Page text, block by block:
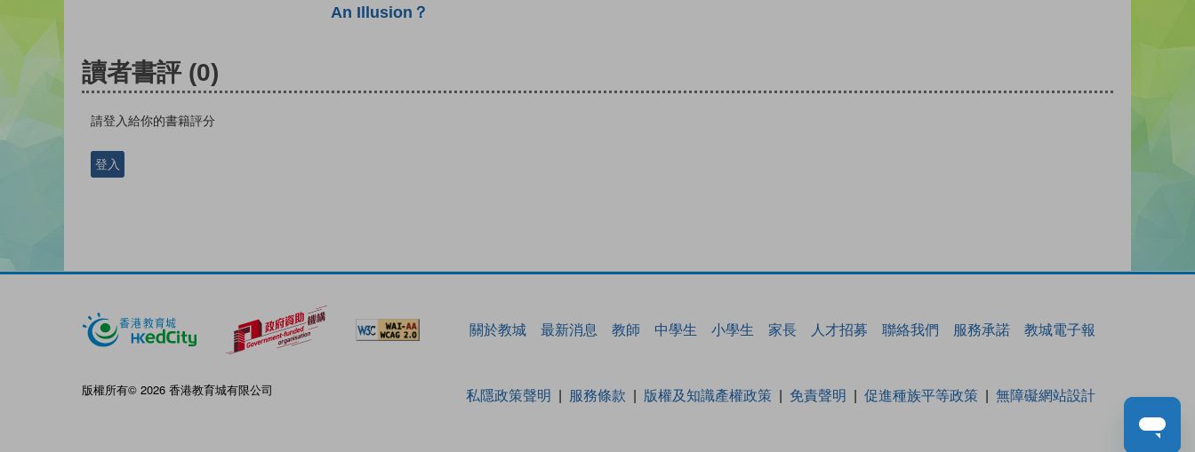
An Illusion？
讀者書評 (0)
請登入給你的書籍評分
登入
關於教城 最新消息 教師 中學生 小學生 家長 人才招募 聯絡我們 服務承諾 教城電子報
版權所有© 2026 香港教育城有限公司 私隱政策聲明 服務條款 版權及知識產權政策 免責聲明 促進種族平等政策 無障礙網站設計